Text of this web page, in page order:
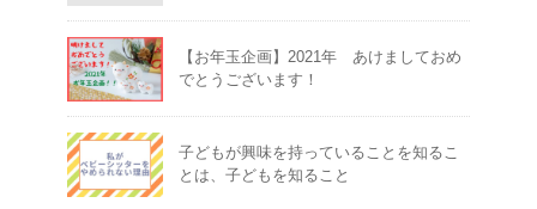
【お年玉企画】2021年 あけましておめ
でとうございます！
子どもが興味を持っていることを知るこ
とは、子どもを知ること